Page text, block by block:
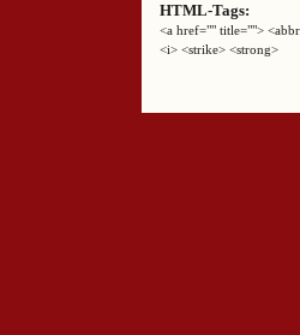
HTML-Tags:
<a href="" title="">
<i> <strike> <strong>